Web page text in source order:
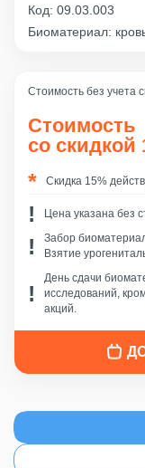
Стоимость без учета
Стоимость
со скидкой
Скидка 15%
Цена указана без
Забор
Взятие
День сдачи
исследований,
акций.
Код: 09.03.003
Биоматериал: